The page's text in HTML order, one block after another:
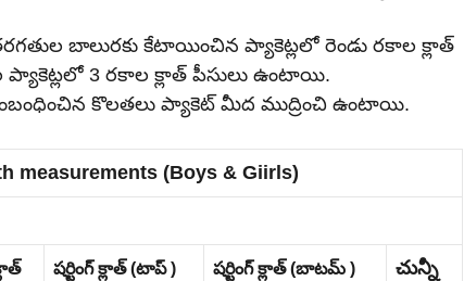
బాలురకు కేటాయించిన ప్యాకెట్లలో రెండు రకాల క్లాత్
3 రకాల క్లాత్ పీసులు ఉంటాయి.
కొలతలు ప్యాకెట్ మీద ముద్రించి ఉంటాయి.
measurements (Boys & Giirls)
షర్టింగ్ క్లాత్ (టాప్ ) షర్టింగ్ క్లాత్ (బాటమ్ ) చున్నీ